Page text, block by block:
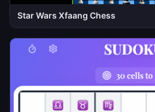
Star Wars Xfaang Chess